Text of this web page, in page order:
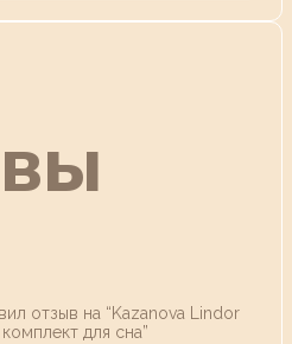
отзыв на “Kazanova Lindor
для сна”